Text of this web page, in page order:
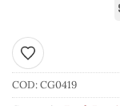
Aggiungi ai preferiti
COD:CG0419